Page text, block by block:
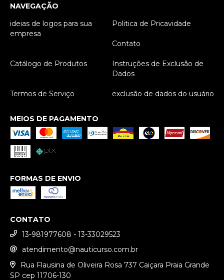
NAVEGAÇÃO
ideias de logos para sua
empresa
Politica de Pricavidade
Contato
Catálogo de Produtos
Instruções de Exclusão de
Dados
Termos de Serviço exclusão de dados do usuário
MEIOS DE PAGAMENTO
FORMAS DE ENVIO
CONTATO
13-981977608 - 13-33029523
atendimento@nauticurso.com.br
Rua Flausina de Oliveira Rosa 737 Caiçara Praia Grande
SP cep 11706-130